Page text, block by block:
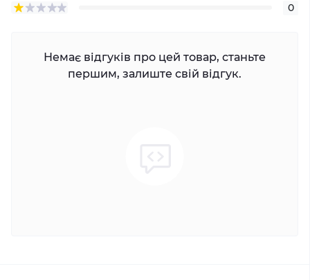
0
Немає відгуків про цей товар, станьте
першим, залиште свій відгук.